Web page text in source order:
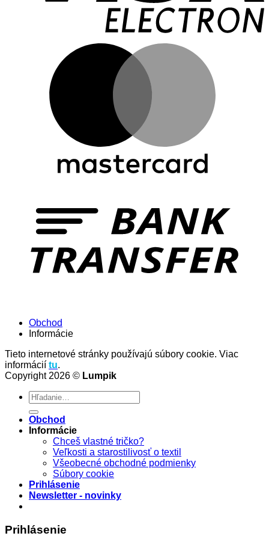
Obchod
Informácie
Tieto internetové stránky používajú súbory cookie. Viac
informácií tu.
Copyright 2026 © Lumpik
Hľadať:
Obchod
Informácie
Chceš vlastné tričko?
Veľkosti a starostilivosť o textil
Všeobecné obchodné podmienky
Súbory cookie
Prihlásenie
Newsletter - novinky
Prihlásenie